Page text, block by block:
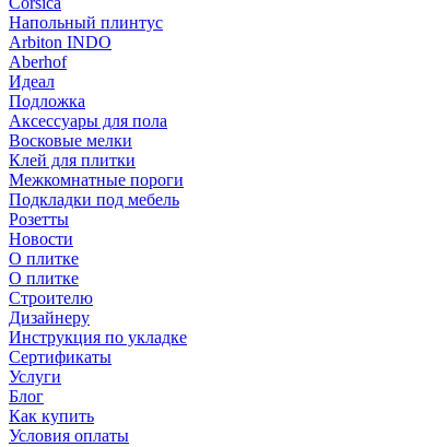
Напольный плинтус
Arbiton INDO
Aberhof
Идеал
Подложка
Аксессуары для пола
Восковые мелки
Клей для плитки
Межкомнатные пороги
Подкладки под мебель
Розетты
Новости
О плитке
О плитке
Строителю
Дизайнеру
Инструкция по укладке
Сертификаты
Услуги
Блог
Как купить
Условия оплаты